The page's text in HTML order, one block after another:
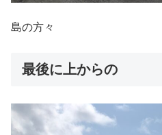
島の方々
最後に上からの